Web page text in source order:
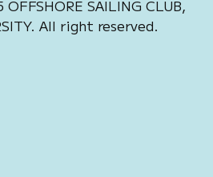
SAILING CLUB,
All right reserved.